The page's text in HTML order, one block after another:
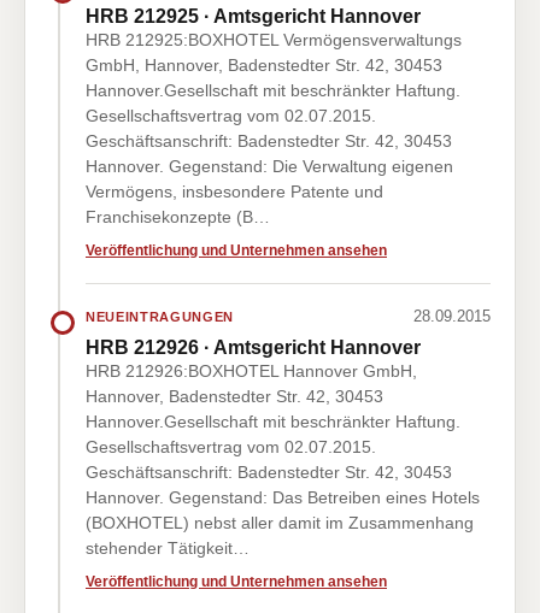
HRB 212925 · Amtsgericht Hannover
HRB 212925:BOXHOTEL Vermögensverwaltungs
GmbH, Hannover, Badenstedter Str. 42, 30453
Hannover.Gesellschaft mit beschränkter Haftung.
Gesellschaftsvertrag vom 02.07.2015.
Geschäftsanschrift: Badenstedter Str. 42, 30453
Hannover. Gegenstand: Die Verwaltung eigenen
Vermögens, insbesondere Patente und
Franchisekonzepte (B…
Veröffentlichung und Unternehmen ansehen
NEUEINTRAGUNGEN 28.09.2015
HRB 212926 · Amtsgericht Hannover
HRB 212926:BOXHOTEL Hannover GmbH,
Hannover, Badenstedter Str. 42, 30453
Hannover.Gesellschaft mit beschränkter Haftung.
Gesellschaftsvertrag vom 02.07.2015.
Geschäftsanschrift: Badenstedter Str. 42, 30453
Hannover. Gegenstand: Das Betreiben eines Hotels
(BOXHOTEL) nebst aller damit im Zusammenhang
stehender Tätigkeit…
Veröffentlichung und Unternehmen ansehen